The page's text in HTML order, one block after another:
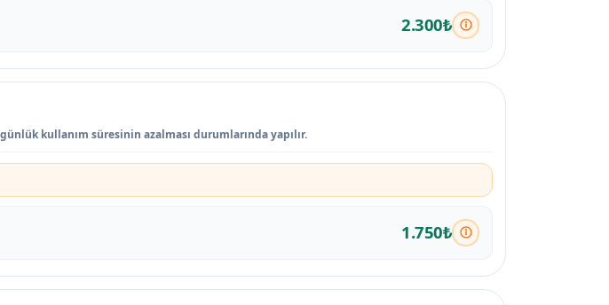
2.300₺
kullanım süresinin azalması durumlarında yapılır.
1.750₺